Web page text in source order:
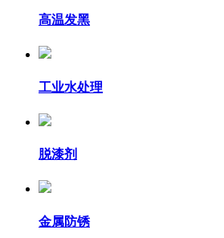
高温发黑
工业水处理
脱漆剂
金属防锈